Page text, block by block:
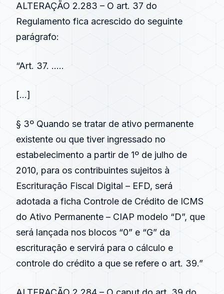
ALTERAÇÃO 2.283 – O art. 37 do
Regulamento fica acrescido do seguinte
parágrafo:
“Art. 37. …..
[…]
§ 3º Quando se tratar de ativo permanente
existente ou que tiver ingressado no
estabelecimento a partir de 1º de julho de
2010, para os contribuintes sujeitos à
Escrituração Fiscal Digital – EFD, será
adotada a ficha Controle de Crédito de ICMS
do Ativo Permanente – CIAP modelo “D”, que
será lançada nos blocos “0” e “G” da
escrituração e servirá para o cálculo e
controle do crédito a que se refere o art. 39.”